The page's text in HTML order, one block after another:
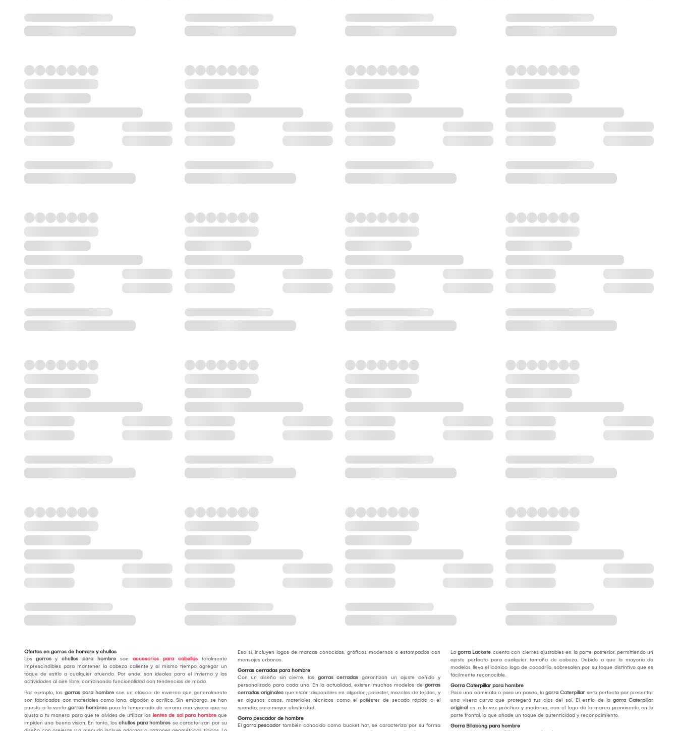
Ofertas en gorros de hombre y chullos
Los gorros y chullos para hombre son accesorios para cabellos totalmente
imprescindibles para mantener la cabeza caliente y al mismo tiempo agregar un
toque de estilo a cualquier atuendo. Por ende, son ideales para el invierno y las
actividades al aire libre, combinando funcionalidad con tendencias de moda.
Por ejemplo, las gorras para hombre son un clásico de invierno que generalmente
son fabricados con materiales como lana, algodón o acrílico. Sin embargo, se han
puesto a la venta gorras hombres para la temporada de verano con visera que se
ajusta a tu manera para que te olvides de utilizar los lentes de sol para hombre que
impiden una buena visión. En tanto, los chullos para hombres se caracterizan por su
Eso sí, incluyen logos de marcas conocidas, gráficos modernos o estampados con
mensajes urbanos.
Gorras cerradas para hombre
Con un diseño sin cierre, las gorras cerradasgarantizan un ajuste ceñido y
personalizado para cada uno. En la actualidad, existen muchos modelos de gorras
cerradas originalesque están disponibles en algodón, poliéster, mezclas de tejidos, y
en algunos casos, materiales técnicos como el poliéster de secado rápido o el
spandex para mayor elasticidad.
Gorro pescador de hombre
El gorro pescadortambién conocido como bucket hat, se caracteriza por su forma
Lagorra Lacoste cuenta con cierres ajustables en la parte posterior, permitiendo un
ajuste perfecto para cualquier tamaño de cabeza. Debido a que la mayoría de
modelos lleva el icónico logo de cocodrilo, sobresalen por su toque distintivo que es
fácilmente reconocible.
Gorra Caterpillar para hombre
Para una caminata o para un paseo, lagorra Caterpillar será perfecta por presentar
una visera curva que protegerá tus ojos del sol. El estilo de lagorra Caterpillar
original es a la vez práctica y moderna, con el logo de la marca prominente en la
parte frontal, lo que añade un toque de autenticidad y reconocimiento.
Gorra Billabong para hombre